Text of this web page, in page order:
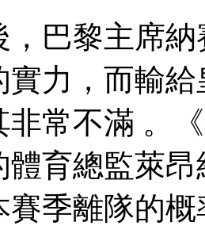
，巴黎主席
力，而輸
常不滿 。
的體育總監萊
季離隊的概